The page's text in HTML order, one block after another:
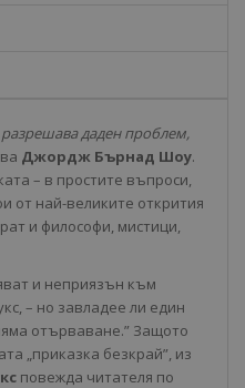
разрешава даден проблем,
Джордж Бърнад Шоу.
– в простите въпроси,
от най-великите открития
и философи, мистици,
и неприязън към
– но завладее ли един
отърваване.” Защото
„приказка безкрай”, из
повежда читателя по